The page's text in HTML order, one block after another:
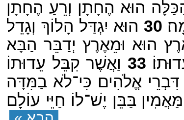
הוּא הֶחָתָן וְרֵעַ הֶחָתָן
30 הוּא יִגְדַּל הָלוֹךְ וְגָדֵל
הוּא וּמֵאֶרֶץ יְדַבֵּר הַבָּא
33 וַאֲשֶׁר קִבֵּל עֵדוּתוֹ
אֱלֹהִים כִּי־לֹא בַמִּדָּה
בַּבֵּן יֶשׁ־לוֹ חַיֵּי עוֹלָם